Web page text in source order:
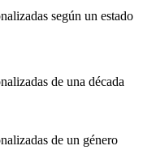
según un estado
de una década
de un género